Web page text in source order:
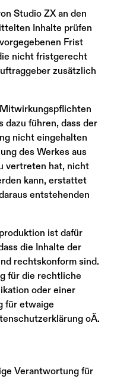
Studio ZX an den
Inhalte prüfen
Frist
nicht fristgerecht
zusätzlich
dazu führen, dass der
nicht eingehalten
des Werkes aus
vertreten hat, nicht
kann, erstattet
entstehenden
ist dafür
die Inhalte der
rechtskonform sind.
für die rechtliche
oder einer
für etwaige
oÄ.
Verantwortung für